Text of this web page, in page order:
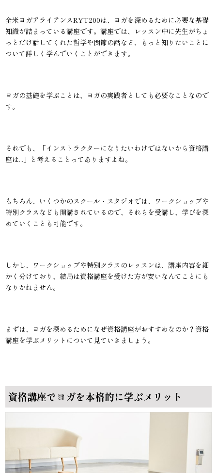
全米ヨガアライアンスRYT200は、ヨガを深めるために必要な基礎
知識が詰まっている講座です。講座では、レッスン中に先生がちょ
っとだけ話してくれた哲学や関節の話など、もっと知りたいことに
ついて詳しく学んでいくことができます。
ヨガの基礎を学ぶことは、ヨガの実践者としても必要なことなので
す。
それでも、「インストラクターになりたいわけではないから資格講
座は...」と考えることってありますよね。
もちろん、いくつかのスクール・スタジオでは、ワークショップや
特別クラスなども開講されているので、それらを受講し、学びを深
めていくことも可能です。
しかし、ワークショップや特別クラスのレッスンは、講座内容を細
かく分けており、結局は資格講座を受けた方が安いなんてことにも
なりかねません。
まずは、ヨガを深めるためになぜ資格講座がおすすめなのか？資格
講座を学ぶメリットについて見ていきましょう。
資格講座でヨガを本格的に学ぶメリット